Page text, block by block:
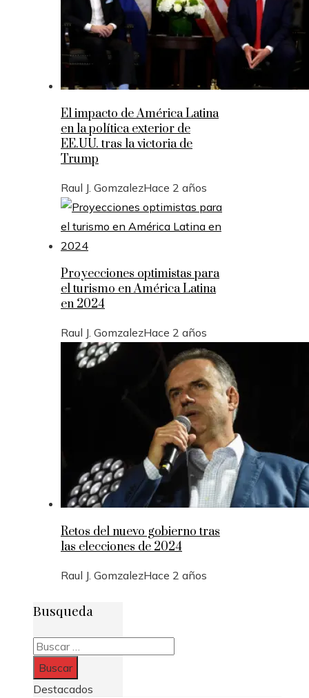
El impacto de América Latina
en la política exterior de
EE.UU. tras la victoria de
Trump
Raul J. GomzalezHace 2 años
Proyecciones optimistas para
el turismo en América Latina
en 2024
Raul J. GomzalezHace 2 años
Retos del nuevo gobierno tras
las elecciones de 2024
Raul J. GomzalezHace 2 años
Busqueda
Buscar:
Destacados